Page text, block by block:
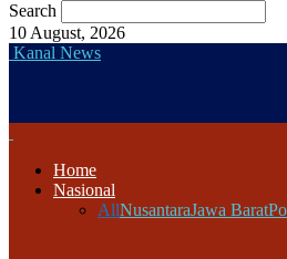
Search
10 August, 2026
Kanal News
Home
Nasional
AllNusantaraJawa Barat